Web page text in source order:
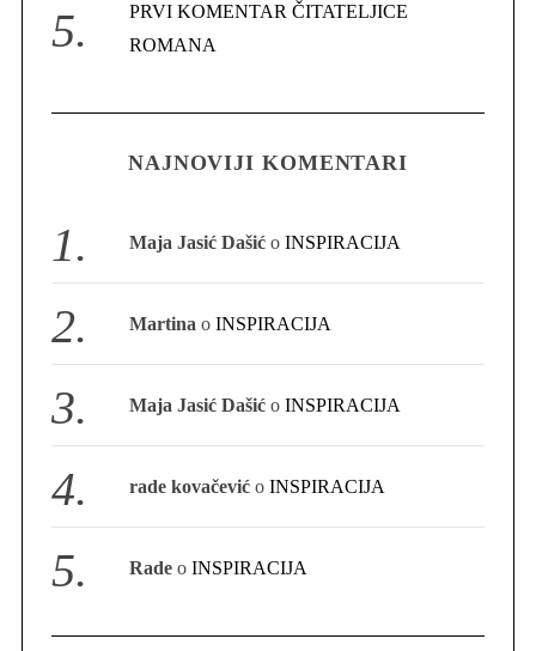
PRVI KOMENTAR ČITATELJICE
ROMANA
NAJNOVIJI KOMENTARI
Maja Jasić Dašić oINSPIRACIJA
Martina oINSPIRACIJA
Maja Jasić Dašić oINSPIRACIJA
rade kovačević oINSPIRACIJA
Rade oINSPIRACIJA
a
r
c
h
f
r
: